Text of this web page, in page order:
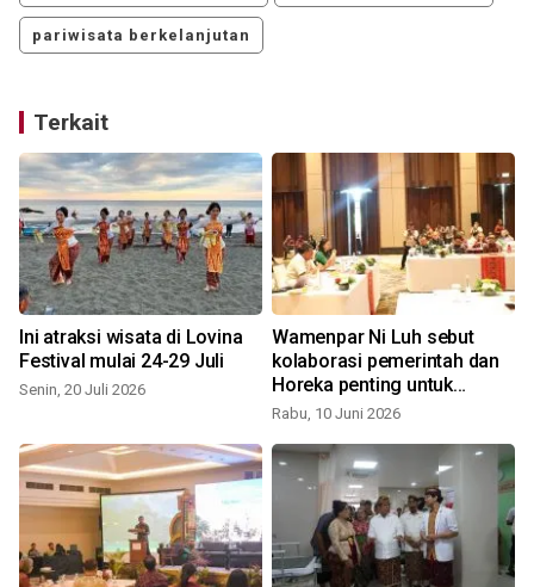
pariwisata berkelanjutan
Terkait
Ini atraksi wisata di Lovina
Festival mulai 24-29 Juli
Senin, 20 Juli 2026
Wamenpar Ni Luh sebut
kolaborasi pemerintah dan
Horeka penting untuk
tangani sampah
Rabu, 10 Juni 2026